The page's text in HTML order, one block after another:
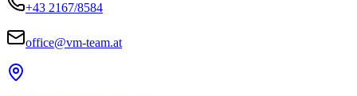
+43 2167/8584
office@vm-team.at